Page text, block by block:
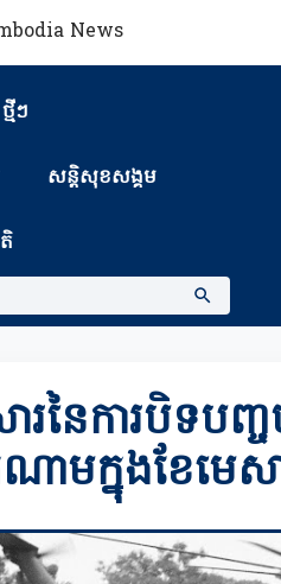
ថ្មីៗ
សន្តិសុខសង្គម
នៃការបិទបញ្ច
មក្នុងខែមេសា